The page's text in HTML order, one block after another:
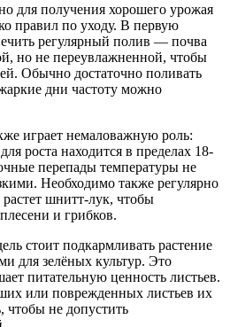
для получения хорошего урожая
правил по уходу. В первую
регулярный полив — почва
но не переувлажненной, чтобы
Обычно достаточно поливать
дни частоту можно
играет немаловажную роль:
роста находится в пределах 18-
перепады температуры не
Необходимо также регулярно
растет шнитт-лук, чтобы
и грибков.
стоит подкармливать растение
для зелёных культур. Это
питательную ценность листьев.
или поврежденных листьев их
чтобы не допустить